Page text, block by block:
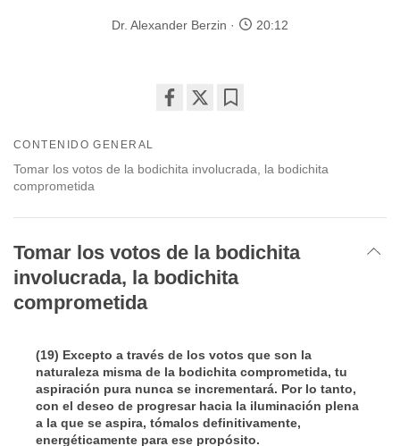
Dr. Alexander Berzin 20:12
facebook
CONTENIDO GENERAL
Tomar los votos de la bodichita involucrada, la bodichita
comprometida
Tomar los votos de la bodichita
involucrada, la bodichita
comprometida
(19) Excepto a través de los votos que son la
naturaleza misma de la bodichita comprometida, tu
aspiración pura nunca se incrementará. Por lo tanto,
con el deseo de progresar hacia la iluminación plena
a la que se aspira, tómalos definitivamente,
energéticamente para ese propósito.